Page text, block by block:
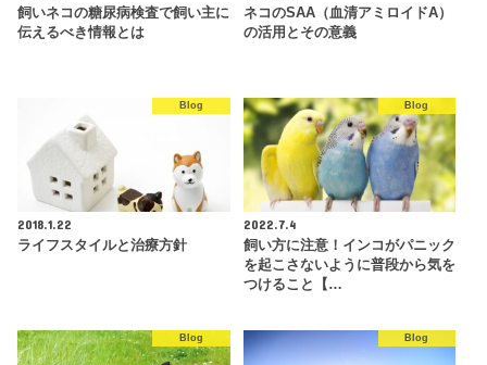
飼いネコの糖尿病検査で飼い主に
伝えるべき情報とは
ネコのSAA（血清アミロイドA）
の活用とその意義
Blog
2018.1.22
ライフスタイルと治療方針
Blog
2022.7.4
飼い方に注意！インコがパニック
を起こさないように普段から気を
つけること【…
Blog Blog